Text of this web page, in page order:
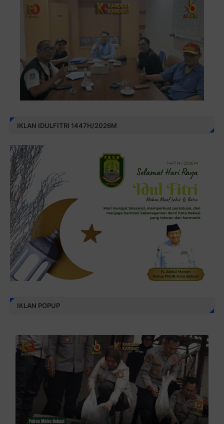
IKLAN IDULFITRI 1447H/2026M
IKLAN POPUP